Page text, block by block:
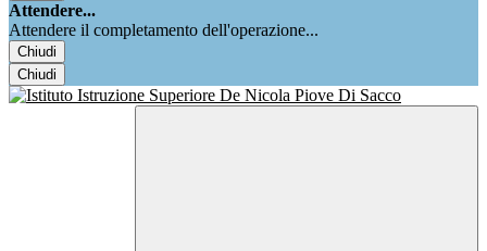
Attendere...
Attendere il completamento dell'operazione...
Chiudi
Chiudi